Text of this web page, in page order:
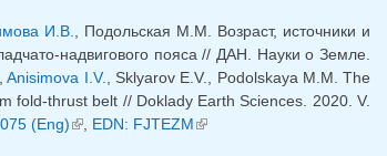
И.В., Подольская М.М. Возраст, источники и
надвигового пояса // ДАН. Науки о Земле.
,Anisimova I.V., Sklyarov E.V., Podolskaya M.M. The
fold-thrust belt // Doklady Earth Sciences. 2020. V.
(Eng)(внешняя ссылка)
, EDN: FJTEZM(внешняя ссылка)